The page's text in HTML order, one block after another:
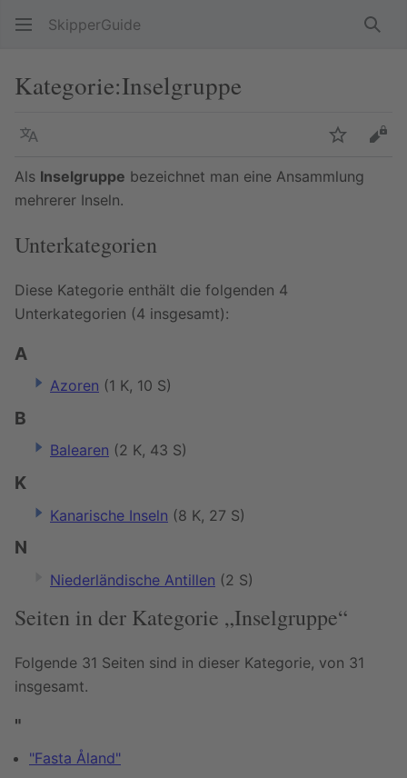
SkipperGuide
Kategorie:Inselgruppe
Sprache
Als Inselgruppe bezeichnet man eine Ansammlung
mehrerer Inseln.
Unterkategorien
Diese Kategorie enthält die folgenden 4
Unterkategorien (4 insgesamt):
A
Azoren (1 K, 10 S)
B
Balearen (2 K, 43 S)
K
Kanarische Inseln (8 K, 27 S)
N
Niederländische Antillen (2 S)
Seiten in der Kategorie „Inselgruppe“
Folgende 31 Seiten sind in dieser Kategorie, von 31
insgesamt.
"
"Fasta Åland"